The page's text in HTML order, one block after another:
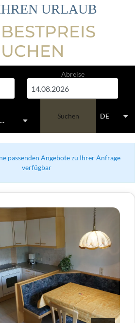
URLAUB
Abreise
Suchen DE
passenden Angebote zu Ihrer Anfrage
verfügbar